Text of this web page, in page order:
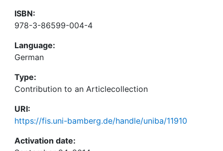
ISBN:
978-3-86599-004-4
Language:
German
Type:
Contribution to an Articlecollection
URI:
https://fis.uni-bamberg.de/handle/uniba/11910
Activation date: